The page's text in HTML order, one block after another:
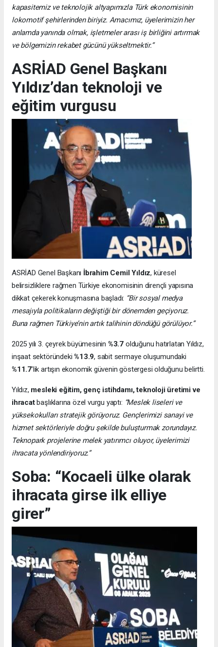
kapasitemiz ve teknolojik altyapımızla Türk ekonomisinin
lokomotif şehirlerinden biriyiz. Amacımız, üyelerimizin her
anlamda yanında olmak, işletmeler arası iş birliğini artırmak
ve bölgemizin rekabet gücünü yükseltmektir.”
ASRİAD Genel Başkanı
Yıldız’dan teknoloji ve
eğitim vurgusu
ASRİAD Genel Başkanı İbrahim Cemil Yıldız, küresel
belirsizliklere rağmen Türkiye ekonomisinin dirençli yapısına
dikkat çekerek konuşmasına başladı: “Bir sosyal medya
mesajıyla politikaların değiştiği bir dönemden geçiyoruz.
Buna rağmen Türkiye’nin artık talihinin döndüğü görülüyor.”
2025 yılı 3. çeyrek büyümesinin %3.7 olduğunu hatırlatan Yıldız,
inşaat sektöründeki%13.9, sabit sermaye oluşumundaki
%11.7’lik artışın ekonomik güvenin göstergesi olduğunu belirtti.
Yıldız, mesleki eğitim, genç istihdamı, teknoloji üretimi ve
ihracatbaşlıklarına özel vurgu yaptı: “Meslek liseleri ve
yüksekokulları stratejik görüyoruz. Gençlerimizi sanayi ve
hizmet sektörleriyle doğru şekilde buluşturmak zorundayız.
Teknopark projelerine melek yatırımcı oluyor, üyelerimizi
ihracata yönlendiriyoruz.”
Soba: “Kocaeli ülke olarak
ihracata girse ilk elliye
girer”